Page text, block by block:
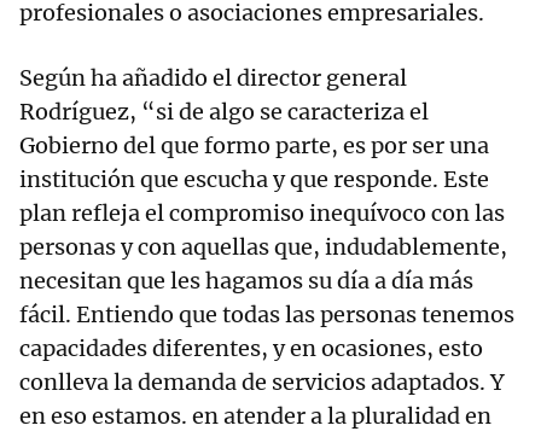
profesionales o asociaciones empresariales.
Según ha añadido el director general
Rodríguez, “si de algo se caracteriza el
Gobierno del que formo parte, es por ser una
institución que escucha y que responde. Este
plan refleja el compromiso inequívoco con las
personas y con aquellas que, indudablemente,
necesitan que les hagamos su día a día más
fácil. Entiendo que todas las personas tenemos
capacidades diferentes, y en ocasiones, esto
conlleva la demanda de servicios adaptados. Y
en eso estamos. en atender a la pluralidad en